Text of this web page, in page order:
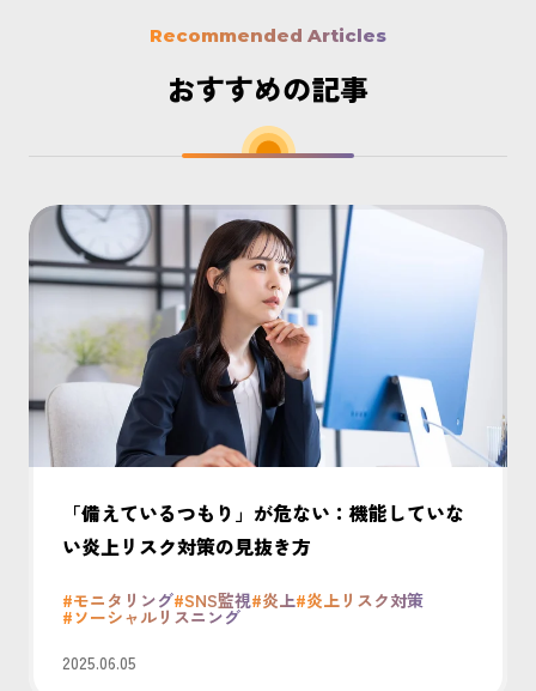
Recommended Articles
おすすめの記事
「備えているつもり」が危ない：機能していな
い炎上リスク対策の見抜き方
#モニタリング#SNS監視#炎上#炎上リスク対策
#ソーシャルリスニング
2025.06.05